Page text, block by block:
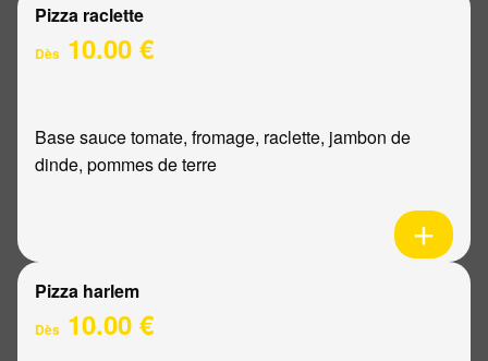
Pizza raclette
Dès 10.00 €
Base sauce tomate, fromage, raclette, jambon de
dinde, pommes de terre
Pizza harlem
Dès 10.00 €